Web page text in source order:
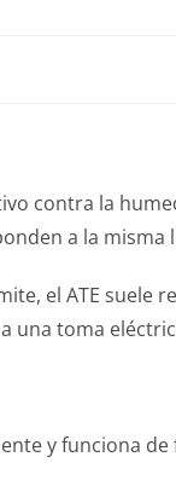
contra la
a la misma
el ATE suele
una toma
y funciona